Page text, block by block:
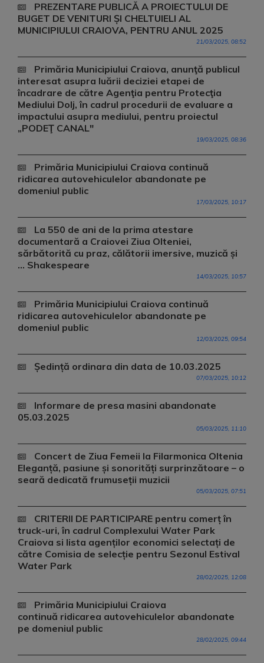
PREZENTARE PUBLICĂ A PROIECTULUI DE
BUGET DE VENITURI ȘI CHELTUIELI AL
MUNICIPIULUI CRAIOVA, PENTRU ANUL 2025
21/03/2025, 08:52
Primăria Municipiului Craiova, anunţă publicul
interesat asupra luării deciziei etapei de
încadrare de către Agenţia pentru Protecţia
Mediului Dolj, în cadrul procedurii de evaluare a
impactului asupra mediului, pentru proiectul
„PODEŢ CANAL"
19/03/2025, 08:36
Primăria Municipiului Craiova continuă
ridicarea autovehiculelor abandonate pe
domeniul public
17/03/2025, 10:17
La 550 de ani de la prima atestare
documentară a Craiovei Ziua Olteniei,
sărbătorită cu praz, călătorii imersive, muzică și
... Shakespeare
14/03/2025, 10:57
Primăria Municipiului Craiova continuă
ridicarea autovehiculelor abandonate pe
domeniul public
12/03/2025, 09:54
Ședință ordinara din data de 10.03.2025
07/03/2025, 10:12
Informare de presa masini abandonate
05.03.2025
05/03/2025, 11:10
Concert de Ziua Femeii la Filarmonica Oltenia
Eleganță, pasiune și sonorități surprinzătoare – o
seară dedicată frumuseții muzicii
05/03/2025, 07:51
CRITERII DE PARTICIPARE pentru comerț în
truck-uri, în cadrul Complexului Water Park
Craiova si lista agenților economici selectați de
către Comisia de selecție pentru Sezonul Estival
Water Park
28/02/2025, 12:08
Primăria Municipiului Craiova
continuă ridicarea autovehiculelor abandonate
pe domeniul public
28/02/2025, 09:44